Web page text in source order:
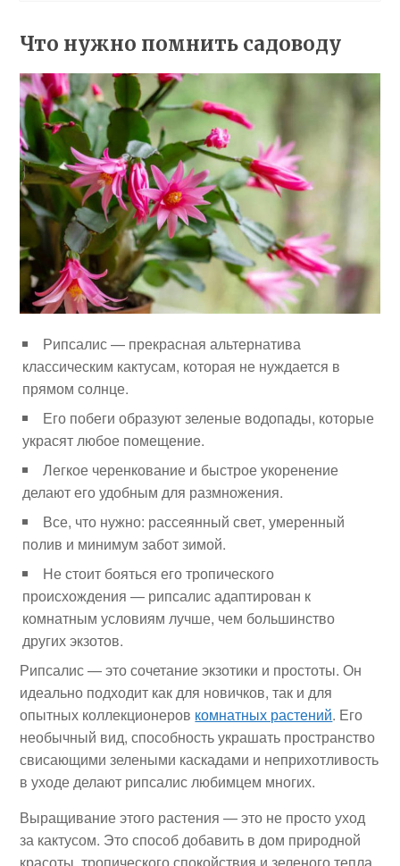
Что нужно помнить садоводу
Рипсалис — прекрасная альтернатива
классическим кактусам, которая не нуждается в
прямом солнце.
Его побеги образуют зеленые водопады, которые
украсят любое помещение.
Легкое черенкование и быстрое укоренение
делают его удобным для размножения.
Все, что нужно: рассеянный свет, умеренный
полив и минимум забот зимой.
Не стоит бояться его тропического
происхождения — рипсалис адаптирован к
комнатным условиям лучше, чем большинство
других экзотов.
Рипсалис — это сочетание экзотики и простоты. Он
идеально подходит как для новичков, так и для
опытных коллекционеров комнатных растений. Его
необычный вид, способность украшать пространство
свисающими зелеными каскадами и неприхотливость
в уходе делают рипсалис любимцем многих.
Выращивание этого растения — это не просто уход
за кактусом. Это способ добавить в дом природной